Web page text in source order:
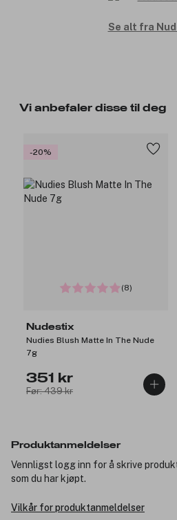
Se alt fra
Vi anbefaler disse til deg
-20%
(8)
Nudestix
Nudies Blush Matte In The Nude
7g
351 kr
Før: 439 kr
Produktanmeldelser
Vennligst logg inn for å skrive
som du har kjøpt.
Vilkår for produktanmeldelser